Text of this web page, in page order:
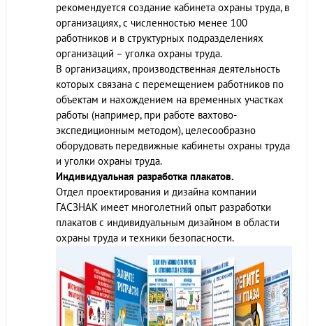
рекомендуется создание кабинета охраны труда, в
организациях, с численностью менее 100
работников и в структурных подразделениях
организаций – уголка охраны труда.
В организациях, производственная деятельность
которых связана с перемещением работников по
объектам и нахождением на временных участках
работы (например, при работе вахтово-
экспедиционным методом), целесообразно
оборудовать передвижные кабинеты охраны труда
и уголки охраны труда.
Индивидуальная разработка плакатов.
Отдел проектирования и дизайна компании
ГАСЗНАК имеет многолетний опыт разработки
плакатов с индивидуальным дизайном в области
охраны труда и техники безопасности.